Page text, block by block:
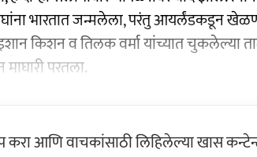
भारतात जन्मलेला, परंतु आयर्लंडकडून
किशन व तिलक वर्मा यांच्यात चुकलेल्या
परतला.
करा आणि वाचकांसाठी लिहिलेल्या खास